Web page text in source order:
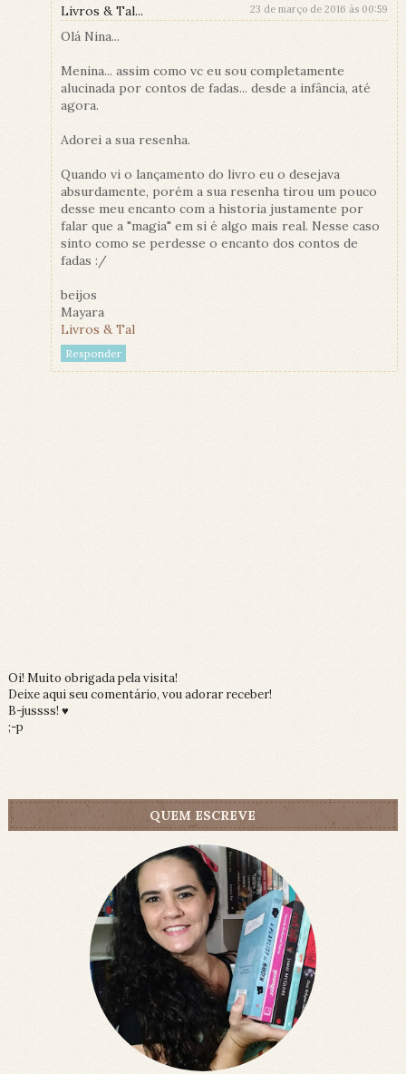
Livros & Tal... 23 de março de 2016 às 00:59
Olá Nina...
Menina... assim como vc eu sou completamente
alucinada por contos de fadas... desde a infância, até
agora.
Adorei a sua resenha.
Quando vi o lançamento do livro eu o desejava
absurdamente, porém a sua resenha tirou um pouco
desse meu encanto com a historia justamente por
falar que a "magia" em si é algo mais real. Nesse caso
sinto como se perdesse o encanto dos contos de
fadas :/
beijos
Mayara
Livros & Tal
Responder
Oi! Muito obrigada pela visita!
Deixe aqui seu comentário, vou adorar receber!
B-jussss! ♥
;-p
QUEM ESCREVE